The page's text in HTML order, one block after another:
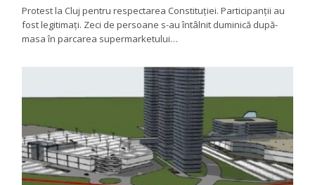
Protest la Cluj pentru respectarea Constituției. Participanții au
fost legitimați. Zeci de persoane s-au întâlnit duminică după-
masa în parcarea supermarketului…